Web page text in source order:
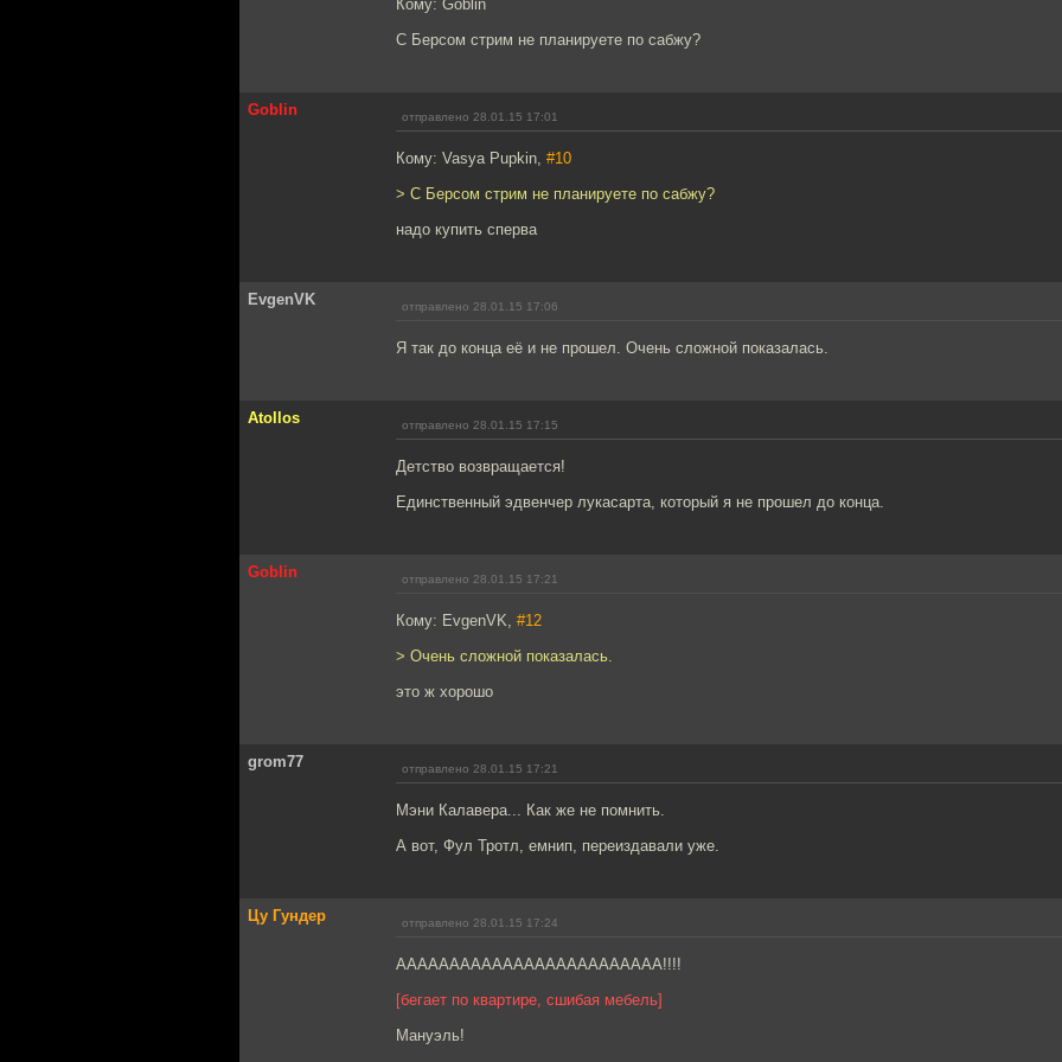
Кому: Goblin
С Берсом стрим не планируете по сабжу?
Goblin отправлено 28.01.15 17:01
Кому: Vasya Pupkin, #10
> С Берсом стрим не планируете по сабжу?
надо купить сперва
EvgenVK отправлено 28.01.15 17:06
Я так до конца её и не прошел. Очень сложной показалась.
Atollos отправлено 28.01.15 17:15
Детство возвращается!
Единственный эдвенчер лукасарта, который я не прошел до конца.
Goblin отправлено 28.01.15 17:21
Кому: EvgenVK, #12
> Очень сложной показалась.
это ж хорошо
grom77 отправлено 28.01.15 17:21
Мэни Калавера... Как же не помнить.
А вот, Фул Тротл, емнип, переиздавали уже.
Цу Гундер отправлено 28.01.15 17:24
ААААААААААААААААААААААААА!!!!
[бегает по квартире, сшибая мебель]
Мануэль!